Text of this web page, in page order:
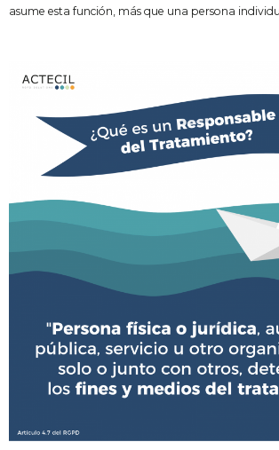
asume esta función, más que una persona